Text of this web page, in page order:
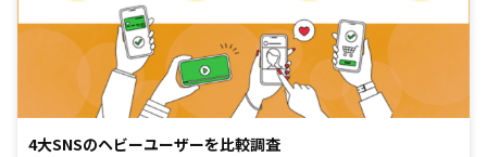
4大SNSのヘビーユーザーを比較調査